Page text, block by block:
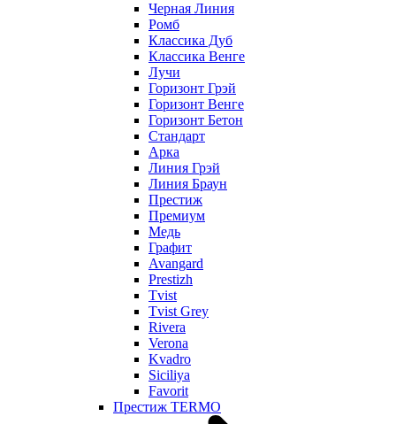
Черная Линия
Ромб
Классика Дуб
Классика Венге
Лучи
Горизонт Грэй
Горизонт Венге
Горизонт Бетон
Стандарт
Арка
Линия Грэй
Линия Браун
Престиж
Премиум
Медь
Графит
Avangard
Prestizh
Tvist
Tvist Grey
Rivera
Verona
Kvadro
Siciliya
Favorit
Престиж TERMO